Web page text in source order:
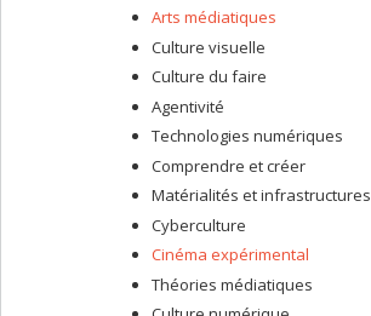
Arts médiatiques
Culture visuelle
Culture du faire
Agentivité
Technologies numériques
Comprendre et créer
Matérialités et infrastructures
Cyberculture
Cinéma expérimental
Théories médiatiques